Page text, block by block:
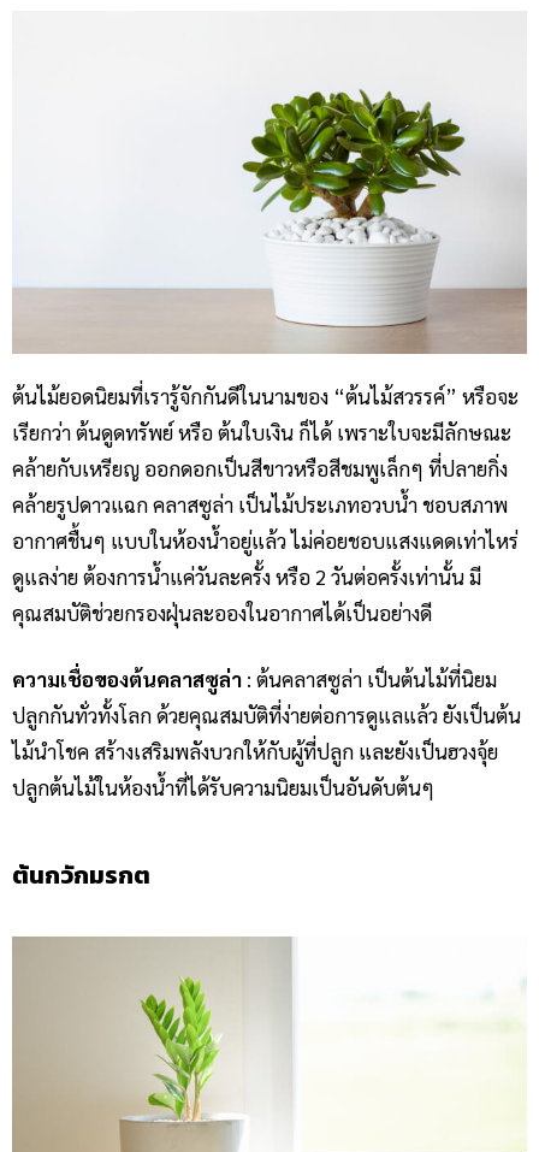
ต้นไม้ยอดนิยมที่เรารู้จักกันดีในนามของ “ต้นไม้สวรรค์” หรือจะ
เรียกว่า ต้นดูดทรัพย์ หรือ ต้นใบเงิน ก็ได้ เพราะใบจะมีลักษณะ
คล้ายกับเหรียญ ออกดอกเป็นสีขาวหรือสีชมพูเล็กๆ ที่ปลายกิ่ง
คล้ายรูปดาวแฉก คลาสซูล่า เป็นไม้ประเภทอวบน้ำ ชอบสภาพ
อากาศชื้นๆ แบบในห้องน้ำอยู่แล้ว ไม่ค่อยชอบแสงแดดเท่าไหร่
ดูแลง่าย ต้องการน้ำแค่วันละครั้ง หรือ 2 วันต่อครั้งเท่านั้น มี
คุณสมบัติช่วยกรองฝุ่นละอองในอากาศได้เป็นอย่างดี
ความเชื่อของต้นคลาสซูล่า : ต้นคลาสซูล่า เป็นต้นไม้ที่นิยม
ปลูกกันทั่วทั้งโลก ด้วยคุณสมบัติที่ง่ายต่อการดูแลแล้ว ยังเป็นต้น
ไม้นำโชค สร้างเสริมพลังบวกให้กับผู้ที่ปลูก และยังเป็นฮวงจุ้ย
ปลูกต้นไม้ในห้องน้ำที่ได้รับความนิยมเป็นอันดับต้นๆ
ต้นกวักมรกต